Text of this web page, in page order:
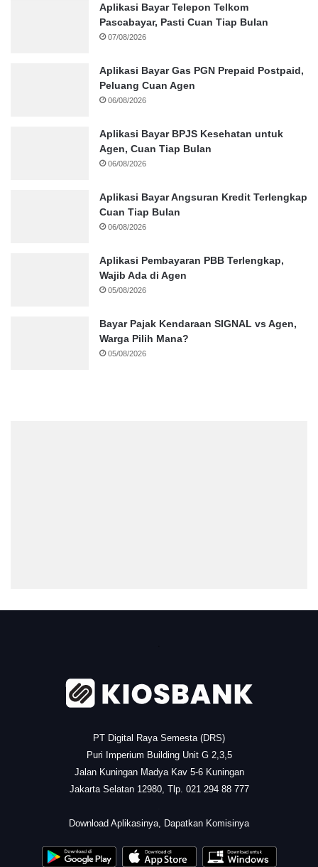
Aplikasi Bayar Telepon Telkom
Pascabayar, Pasti Cuan Tiap Bulan
07/08/2026
Aplikasi Bayar Gas PGN Prepaid Postpaid,
Peluang Cuan Agen
06/08/2026
Aplikasi Bayar BPJS Kesehatan untuk
Agen, Cuan Tiap Bulan
06/08/2026
Aplikasi Bayar Angsuran Kredit Terlengkap
Cuan Tiap Bulan
06/08/2026
Aplikasi Pembayaran PBB Terlengkap,
Wajib Ada di Agen
05/08/2026
Bayar Pajak Kendaraan SIGNAL vs Agen,
Warga Pilih Mana?
05/08/2026
PT Digital Raya Semesta (DRS)
Puri Imperium Building Unit G 2,3,5
Jalan Kuningan Madya Kav 5-6 Kuningan
Jakarta Selatan 12980, Tlp. 021 294 88 777
Download Aplikasinya, Dapatkan Komisinya